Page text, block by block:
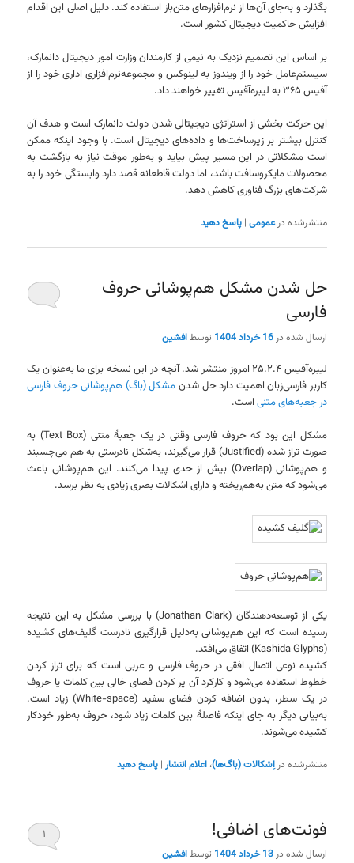
بگذارد و به‌جای آن‌ها از نرم‌افزارهای متن‌باز استفاده کند. دلیل اصلی این اقدام
افزایش حاکمیت دیجیتال کشور است.
بر اساس این تصمیم نزدیک به نیمی از کارمندان وزارت امور دیجیتال دانمارک،
سیستم‌عامل خود را از ویندوز به لینوکس و مجموعه‌نرم‌افزاری اداری خود را از
آفیس ۳۶۵ به لیبره‌آفیس تغییر خواهند داد.
این حرکت بخشی از استراتژی دیجیتالی شدن دولت دانمارک است و هدف آن
کنترل بیشتر بر زیرساخت‌ها و داده‌های دیجیتال است. با وجود اینکه ممکن
است مشکلاتی در این مسیر پیش بیاید و به‌طور موقت نیاز به بازگشت به
محصولات مایکروسافت باشد، اما دولت قاطعانه قصد دارد وابستگی خود را به
شرکت‌های بزرگ فناوری کاهش دهد.
منتشرشده در عمومی |پاسخ دهید
حل شدن مشکل هم‌پوشانی حروف
فارسی
ارسال شده در16 خرداد 1404 توسطافشین
لیبره‌آفیس ۲۵.۲.۴ امروز منتشر شد. آنچه در این نسخه برای ما به‌عنوان یک
کاربر فارسی‌زبان اهمیت دارد حل شدن مشکل (باگ) هم‌پوشانی حروف فارسی
در جعبه‌های متنی است.
مشکل این بود که حروف فارسی وقتی در یک جعبهٔ متنی (Text Box) به
صورت تراز شده (Justified) قرار می‌گیرند، به‌شکل نادرستی به هم می‌چسبند
و هم‌پوشانی (Overlap) بیش از حدی پیدا می‌کنند. این هم‌پوشانی باعث
می‌شود که متن به‌هم‌ریخته و دارای اشکالات بصری زیادی به نظر برسد.
یکی از توسعه‌دهندگان (Jonathan Clark) با بررسی مشکل به این نتیجه
رسیده است که این هم‌پوشانی به‌دلیل قرارگیری نادرست گلیف‌های کشیده
(Kashida Glyphs) اتفاق می‌افتد.
کشیده نوعی اتصال افقی در حروف فارسی و عربی است که برای تراز کردن
خطوط استفاده می‌شود و کارکرد آن پر کردن فضای خالی بین کلمات یا حروف
در یک سطر، بدون اضافه کردن فضای سفید (White-space) زیاد است.
به‌بیانی دیگر به جای اینکه فاصلهٔ بین کلمات زیاد شود، حروف به‌طور خودکار
کشیده می‌شوند.
منتشرشده در اِشکالات (باگ‌ها)،اعلام انتشار |پاسخ دهید
فونت‌های اضافی!
ارسال شده در13 خرداد 1404 توسطافشین
۱